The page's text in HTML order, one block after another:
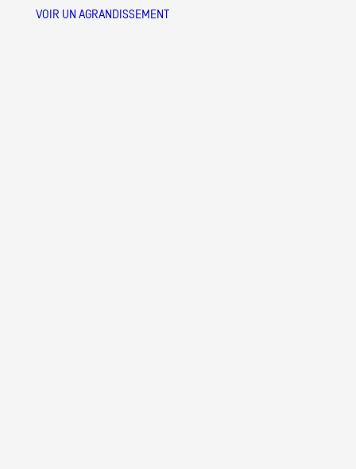
VOIR UN AGRANDISSEMENT